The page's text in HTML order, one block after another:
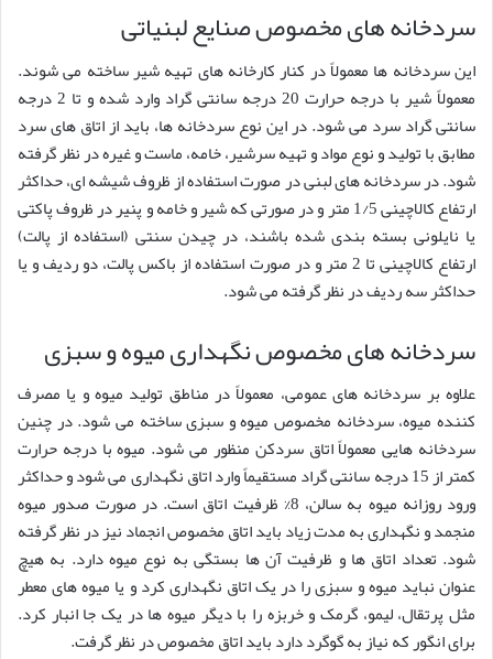
سردخانه های مخصوص صنایع لبنیاتی
این سردخانه ها معمولاً در کنار کارخانه های تهیه شیر ساخته می شوند.
معمولاً شیر با درجه حرارت 20 درجه سانتی گراد وارد شده و تا 2 درجه
سانتی گراد سرد می شود. در این نوع سردخانه ها، باید از اتاق های سرد
مطابق با تولید و نوع مواد و تهیه سرشیر، خامه، ماست و غیره در نظر گرفته
شود. در سردخانه های لبنی در صورت استفاده از ظروف شیشه ای، حداکثر
ارتفاع کالاچینی 1/5 متر و در صورتی که شیر و خامه و پنیر در ظروف پاکتی
یا نایلونی بسته بندی شده باشند، در چیدن سنتی (استفاده از پالت)
ارتفاع کالاچینی تا 2 متر و در صورت استفاده از باکس پالت، دو ردیف و یا
حداکثر سه ردیف در نظر گرفته می شود.
سردخانه های مخصوص نگهداری میوه و سبزی
علاوه بر سردخانه های عمومی، معمولاً در مناطق تولید میوه و یا مصرف
کننده میوه، سردخانه مخصوص میوه و سبزی ساخته می شود. در چنین
سردخانه هایی معمولاً اتاق سردکن منظور می شود. میوه با درجه حرارت
کمتر از 15 درجه سانتی گراد مستقیماً وارد اتاق نگهداری می شود و حداکثر
ورود روزانه میوه به سالن، 8% ظرفیت اتاق است. در صورت صدور میوه
منجمد و نگهداری به مدت زیاد باید اتاق مخصوص انجماد نیز در نظر گرفته
شود. تعداد اتاق ها و ظرفیت آن ها بستگی به نوع میوه دارد. به هیچ
عنوان نباید میوه و سبزی را در یک اتاق نگهداری کرد و یا میوه های معطر
مثل پرتقال، لیمو، گرمک و خربزه را با دیگر میوه ها در یک جا انبار کرد.
برای انگور که نیاز به گوگرد دارد باید اتاق مخصوص در نظر گرفت.